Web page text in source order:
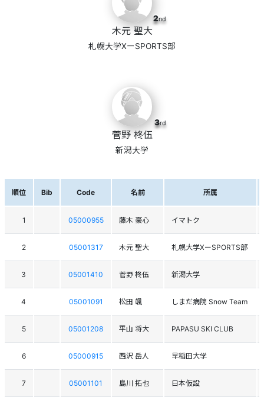
2nd
木元 聖大
札幌大学XーSPORTS部
3rd
菅野 柊伍
新潟大学
順位 Bib Code 名前 所属
1 05000955 藤木 豪心 イマトク
2 05001317 木元 聖大 札幌大学XーSPORTS部
3 05001410 菅野 柊伍 新潟大学
4 05001091 松田 颯 しまだ病院 Snow Team
5 05001208 平山 将大 PAPASU SKI CLUB
6 05000915 西沢 岳人 早稲田大学
7 05001101 島川 拓也 日本仮設